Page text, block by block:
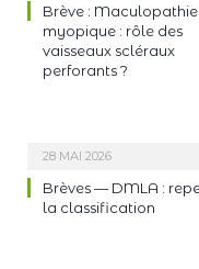
Brève : Maculopathie
myopique : rôle des
vaisseaux scléraux
perforants ?
28 MAI 2026
Brèves — DMLA :
la classification